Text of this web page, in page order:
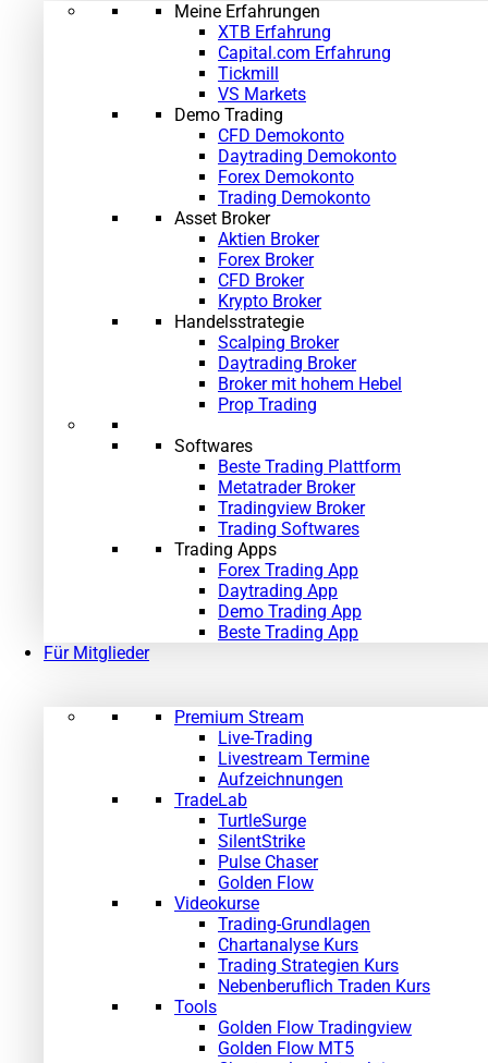
Meine Erfahrungen
XTB Erfahrung
Capital.com Erfahrung
Tickmill
VS Markets
Demo Trading
CFD Demokonto
Daytrading Demokonto
Forex Demokonto
Trading Demokonto
Asset Broker
Aktien Broker
Forex Broker
CFD Broker
Krypto Broker
Handelsstrategie
Scalping Broker
Daytrading Broker
Broker mit hohem Hebel
Prop Trading
Softwares
Beste Trading Plattform
Metatrader Broker
Tradingview Broker
Trading Softwares
Trading Apps
Forex Trading App
Daytrading App
Demo Trading App
Beste Trading App
Für Mitglieder
Premium Stream
Live-Trading
Livestream Termine
Aufzeichnungen
TradeLab
TurtleSurge
SilentStrike
Pulse Chaser
Golden Flow
Videokurse
Trading-Grundlagen
Chartanalyse Kurs
Trading Strategien Kurs
Nebenberuflich Traden Kurs
Tools
Golden Flow Tradingview
Golden Flow MT5